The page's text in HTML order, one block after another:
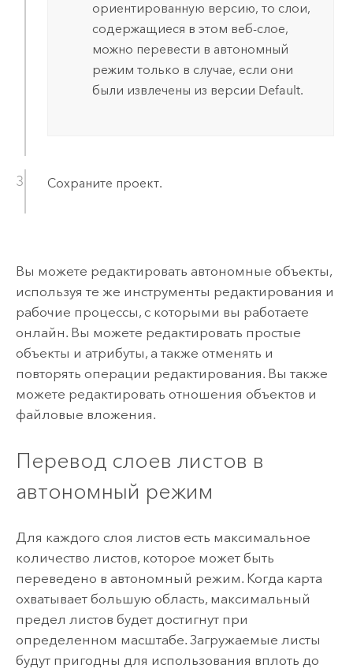
ориентированную версию, то слои,
содержащиеся в этом веб-слое,
можно перевести в автономный
режим только в случае, если они
были извлечены из версии Default.
Сохраните проект.
Вы можете редактировать автономные объекты,
используя те же инструменты редактирования и
рабочие процессы, с которыми вы работаете
онлайн. Вы можете редактировать простые
объекты и атрибуты, а также отменять и
повторять операции редактирования. Вы также
можете редактировать отношения объектов и
файловые вложения.
Перевод слоев листов в
автономный режим
Для каждого слоя листов есть максимальное
количество листов, которое может быть
переведено в автономный режим. Когда карта
охватывает большую область, максимальный
предел листов будет достигнут при
определенном масштабе. Загружаемые листы
будут пригодны для использования вплоть до